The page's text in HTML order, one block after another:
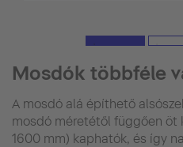
Mosdók többféle
A mosdó alá építhető
mosdó méretétől függően öt
1600 mm) kaphatók, és így